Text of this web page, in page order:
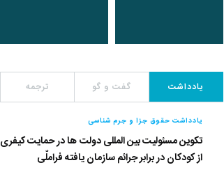
یادداشت گفت و گو ترجمه
یادداشت حقوق جزا و جرم شناسی
تکوین مسئولیت بین المللی دولت ها در حمایت کیفری
از کودکان در برابر جرائم سازمان یافته فراملّی